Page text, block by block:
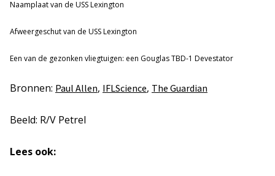
Naamplaat van de USS Lexington
Afweergeschut van de USS Lexington
Een van de gezonken vliegtuigen: een Gouglas TBD-1 Devestator
Bronnen: Paul Allen, IFLScience, The Guardian
Beeld: R/V Petrel
Lees ook: